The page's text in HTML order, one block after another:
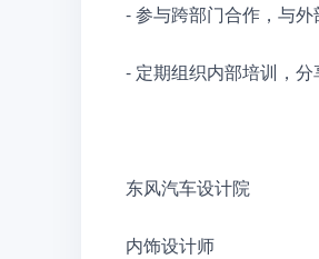
- 参与跨部门合作，与
- 定期组织内部培训，
东风汽车设计院
内饰设计师